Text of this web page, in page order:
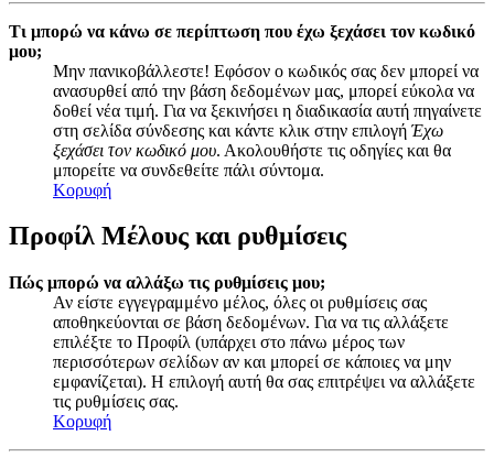
Τι μπορώ να κάνω σε περίπτωση που έχω ξεχάσει τον κωδικό
μου;
Μην πανικοβάλλεστε! Εφόσον ο κωδικός σας δεν μπορεί να
ανασυρθεί από την βάση δεδομένων μας, μπορεί εύκολα να
δοθεί νέα τιμή. Για να ξεκινήσει η διαδικασία αυτή πηγαίνετε
στη σελίδα σύνδεσης και κάντε κλικ στην επιλογή Έχω
ξεχάσει τον κωδικό μου. Ακολουθήστε τις οδηγίες και θα
μπορείτε να συνδεθείτε πάλι σύντομα.
Κορυφή
Προφίλ Μέλους και ρυθμίσεις
Πώς μπορώ να αλλάξω τις ρυθμίσεις μου;
Αν είστε εγγεγραμμένο μέλος, όλες οι ρυθμίσεις σας
αποθηκεύονται σε βάση δεδομένων. Για να τις αλλάξετε
επιλέξτε το Προφίλ (υπάρχει στο πάνω μέρος των
περισσότερων σελίδων αν και μπορεί σε κάποιες να μην
εμφανίζεται). Η επιλογή αυτή θα σας επιτρέψει να αλλάξετε
τις ρυθμίσεις σας.
Κορυφή